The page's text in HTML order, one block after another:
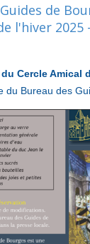
de
l'hiver 2025
Cercle Amical
du Bureau des